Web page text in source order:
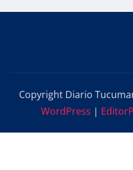
Copyright Diario
WordPress |